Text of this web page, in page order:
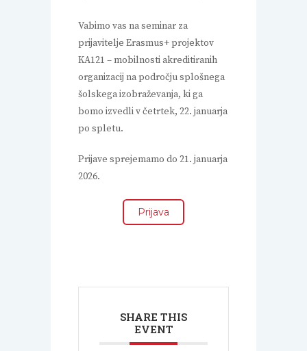
Vabimo vas na seminar za
prijavitelje Erasmus+ projektov
KA121 – mobilnosti akreditiranih
organizacij na področju splošnega
šolskega izobraževanja, ki ga
bomo izvedliv četrtek, 22. januarja
po spletu.
Prijave sprejemamo do 21. januarja
2026.
Prijava
SHARE THIS
EVENT